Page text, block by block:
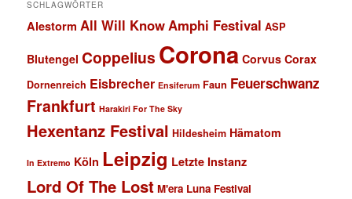
SCHLAGWÖRTER
Alestorm All Will KnowAmphi Festival ASP
Blutengel Coppelius Corona Corvus Corax
Dornenreich Eisbrecher Ensiferum Faun Feuerschwanz
Frankfurt Harakiri For The Sky
Hexentanz Festival Hildesheim Hämatom
In Extremo Köln Leipzig Letzte Instanz
Lord Of The Lost M'era Luna Festival